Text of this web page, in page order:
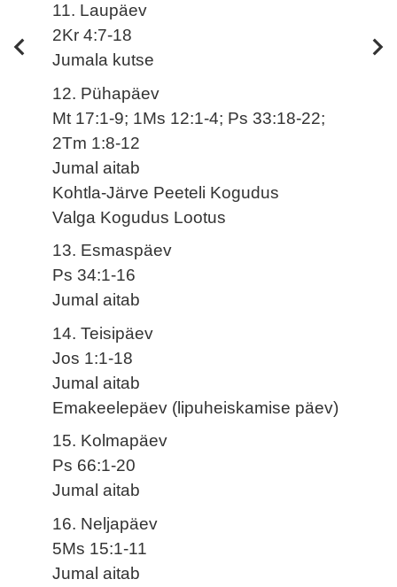
11. Laupäev
2Kr 4:7-18
Jumala kutse
12. Pühapäev
Mt 17:1-9; 1Ms 12:1-4; Ps 33:18-22;
2Tm 1:8-12
Jumal aitab
Kohtla-Järve Peeteli Kogudus
Valga Kogudus Lootus
13. Esmaspäev
Ps 34:1-16
Jumal aitab
14. Teisipäev
Jos 1:1-18
Jumal aitab
Emakeelepäev (lipuheiskamise päev)
15. Kolmapäev
Ps 66:1-20
Jumal aitab
16. Neljapäev
5Ms 15:1-11
Jumal aitab